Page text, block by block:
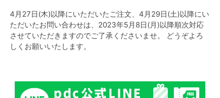
4月27日(木)以降にいただいたご注文、4月29日(土)以降にい
ただいたお問い合わせは、2023年5月8日(月)以降順次対応
させていただきますのでご了承くださいませ。 どうぞよろ
しくお願いいたします。